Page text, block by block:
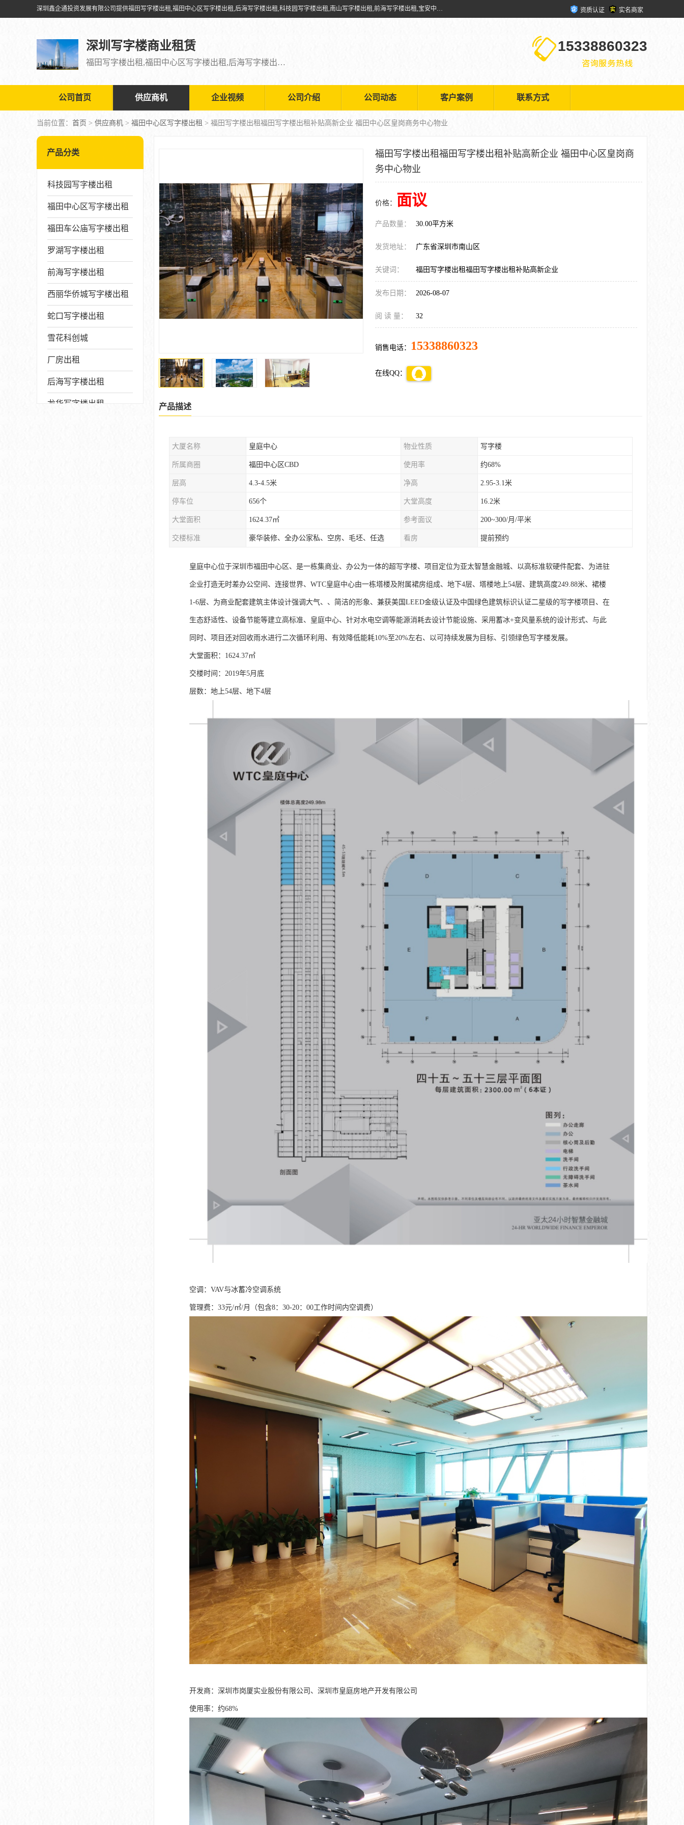
深圳鑫企通投资发展有限公司提供福田写字楼出租,福田中心区写字楼出租,后海写字楼出租,科技园写字楼出租,南山写字楼出租,前海写字楼出租,宝安中心写字楼出租,车公庙写字楼出租,深圳写字楼出租，欢迎有需要的朋友前来咨询。 资质认证 实名商家
深圳写字楼商业租赁
福田写字楼出租,福田中心区写字楼出租,后海写字楼出租,科技园写字楼出租,南山写字楼出租,前海写字楼出租,宝安中心写字楼出租
15338860323
公司首页 供应商机 企业视频 公司介绍 公司动态 客户案例 联系方式
当前位置： 首页 > 供应商机 > 福田中心区写字楼出租 > 福田写字楼出租福田写字楼出租补贴高新企业 福田中心区皇岗商务中心物业
产品分类
科技园写字楼出租
福田中心区写字楼出租
福田车公庙写字楼出租
罗湖写字楼出租
前海写字楼出租
西丽华侨城写字楼出租
蛇口写字楼出租
雪花科创城
厂房出租
后海写字楼出租
龙华写字楼出租
福田写字楼出租福田写字楼出租补贴高新企业 福田中心区皇岗商
务中心物业
价格： 面议
产品数量： 30.00平方米
发货地址： 广东省深圳市南山区
关键词： 福田写字楼出租福田写字楼出租补贴高新企业
发布日期： 2026-08-07
阅 读 量： 32
销售电话： 15338860323
在线QQ：
产品描述
大厦名称 皇庭中心 物业性质 写字楼
所属商圈 福田中心区CBD 使用率 约68%
层高 4.3-4.5米 净高 2.95-3.1米
停车位 656个 大堂高度 16.2米
大堂面积 1624.37㎡ 参考面议 200~300/月/平米
交楼标准 豪华装修、全办公家私、空房、毛坯、任选 看房 提前预约
皇庭中心位于深圳市福田中心区、是一栋集商业、办公为一体的超写字楼、项目定位为亚太智慧金融城、以高标准软硬件配套、为进驻
企业打造无时差办公空间、连接世界、WTC皇庭中心由一栋塔楼及附属裙房组成、地下4层、塔楼地上54层、建筑高度249.88米、裙楼
1-6层、为商业配套建筑主体设计强调大气、、简洁的形象、兼获美国LEED金级认证及中国绿色建筑标识认证二星级的写字楼项目、在
生态舒适性、设备节能等建立高标准、皇庭中心、针对水电空调等能源消耗去设计节能设施、采用蓄冰+变风量系统的设计形式、与此
同时、项目还对回收雨水进行二次循环利用、有效降低能耗10%至20%左右、以可持续发展为目标、引领绿色写字楼发展。
大堂面积：1624.37㎡
交楼时间：2019年5月底
层数：地上54层、地下4层
空调：VAV与冰蓄冷空调系统
管理费：33元/㎡/月（包含8：30-20：00工作时间内空调费）
开发商：深圳市岗厦实业股份有限公司、深圳市皇庭房地产开发有限公司
使用率：约68%